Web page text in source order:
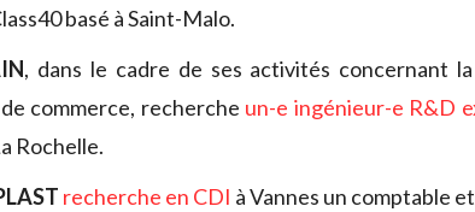
basé à Saint-Malo.
, dans le cadre de ses activités concernant
commerce, recherche un-e ingénieur-e R&D
Rochelle.
recherche en CDI à Vannes un comptable